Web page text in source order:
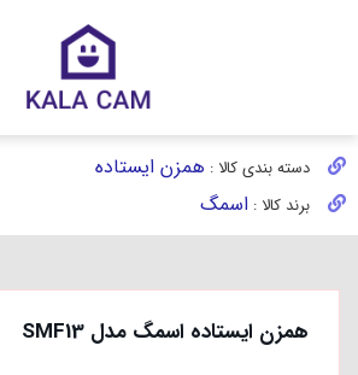
دسته بندی کالا : همزن ایستاده
برند کالا : اسمگ
همزن ایستاده اسمگ مدل SMF13